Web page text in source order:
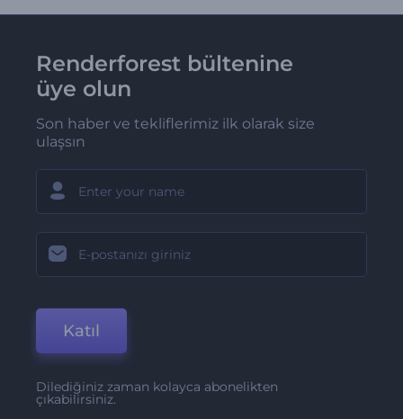
Renderforest bültenine
üye olun
Son haber ve tekliflerimiz ilk olarak size
ulaşsın
Katıl
Dilediğiniz zaman kolayca abonelikten
çıkabilirsiniz.